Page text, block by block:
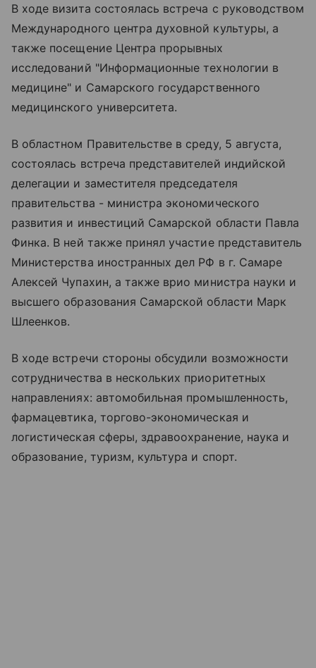
В ходе визита состоялась встреча с руководством
Международного центра духовной культуры, а
также посещение Центра прорывных
исследований "Информационные технологии в
медицине" и Самарского государственного
медицинского университета.
В областном Правительстве в среду, 5 августа,
состоялась встреча представителей индийской
делегации и заместителя председателя
правительства - министра экономического
развития и инвестиций Самарской области Павла
Финка. В ней также принял участие представитель
Министерства иностранных дел РФ в г. Самаре
Алексей Чупахин, а также врио министра науки и
высшего образования Самарской области Марк
Шлеенков.
В ходе встречи стороны обсудили возможности
сотрудничества в нескольких приоритетных
направлениях: автомобильная промышленность,
фармацевтика, торгово-экономическая и
логистическая сферы, здравоохранение, наука и
образование, туризм, культура и спорт.